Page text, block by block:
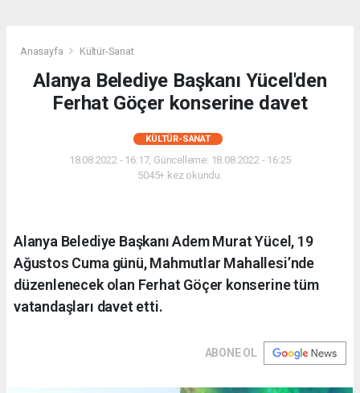
Anasayfa Kültür-Sanat
Alanya Belediye Başkanı Yücel'den
Ferhat Göçer konserine davet
KÜLTÜR-SANAT
18.08.2022 - 16:17, Güncelleme: 18.08.2022 - 16:25
5045+ kez okundu.
Alanya Belediye Başkanı Adem Murat Yücel, 19
Ağustos Cuma günü, Mahmutlar Mahallesi’nde
düzenlenecek olan Ferhat Göçer konserine tüm
vatandaşları davet etti.
ABONE OL